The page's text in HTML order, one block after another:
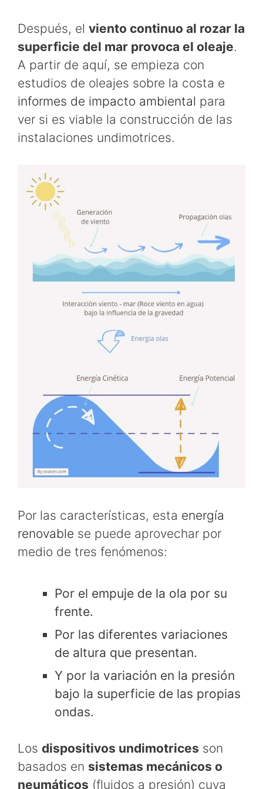
Después, el viento continuo al rozar la
superficie del mar provoca el oleaje.
A partir de aquí, se empieza con
estudios de oleajes sobre la costa e
informes de impacto ambiental para
ver si es viable la construcción de las
instalaciones undimotrices.
Por las características, esta energía
renovable se puede aprovechar por
medio de tres fenómenos:
Por el empuje de la ola por su
frente.
Por las diferentes variaciones
de altura que presentan.
Y por la variación en la presión
bajo la superficie de las propias
ondas.
Los dispositivos undimotrices son
basados en sistemas mecánicos o
neumáticos (fluidos a presión) cuya